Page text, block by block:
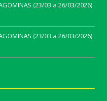
(23/03 a 26/03/2026)
(23/03 a 26/03/2026)